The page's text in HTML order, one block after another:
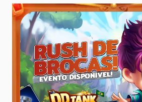
Idioma
do jogo
Idioma